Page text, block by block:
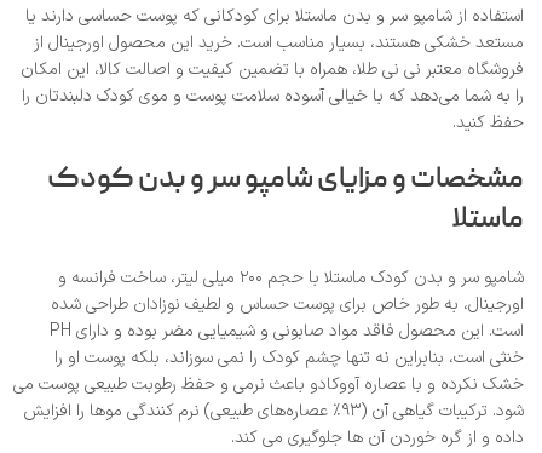
استفاده از شامپو سر و بدن ماستلا برای کودکانی که پوست حساسی دارند یا
مستعد خشکی هستند، بسیار مناسب است. خرید این محصول اورجینال از
فروشگاه معتبر نی‌ نی طلا، همراه با تضمین کیفیت و اصالت کالا، این امکان
را به شما می‌دهد که با خیالی آسوده سلامت پوست و موی کودک دلبندتان را
حفظ کنید.
مشخصات و مزایای شامپو سر و بدن کودک
ماستلا
شامپو سر و بدن کودک ماستلا با حجم ۲۰۰ میلی‌ لیتر، ساخت فرانسه و
اورجینال، به‌ طور خاص برای پوست حساس و لطیف نوزادان طراحی شده
است. این محصول فاقد مواد صابونی و شیمیایی مضر بوده و دارای PH
خنثی است، بنابراین نه تنها چشم کودک را نمی‌ سوزاند، بلکه پوست او را
خشک نکرده و با عصاره آووکادو باعث نرمی و حفظ رطوبت طبیعی پوست می‌
شود. ترکیبات گیاهی آن (۹۳٪ عصاره‌های طبیعی) نرم‌ کنندگی موها را افزایش
داده و از گره خوردن آن‌ ها جلوگیری می‌ کند.